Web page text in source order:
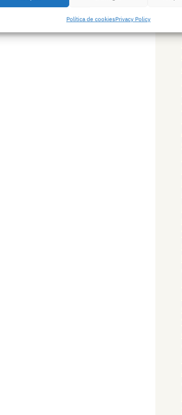
Política de cookiesPrivacy Policy